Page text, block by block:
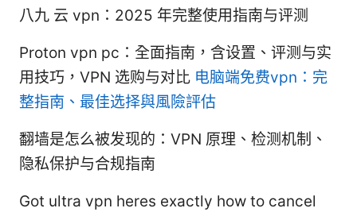
八九 云 vpn：2025 年完整使用指南与评测
Proton vpn pc：全面指南，含设置、评测与实
用技巧，VPN 选购与对比 电脑端免费vpn：完
整指南、最佳选择與風險評估
翻墙是怎么被发现的：VPN 原理、检测机制、
隐私保护与合规指南
Got ultra vpn heres exactly how to cancel